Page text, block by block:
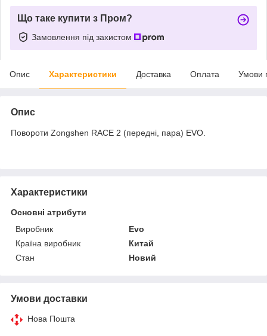
Що таке купити з Пром?
Замовлення під захистом
Опис Характеристики Доставка Оплата Умови
Опис
Повороти Zongshen RACE 2 (передні, пара) EVO.
Характеристики
Основні атрибути
Виробник
Evo
Країна виробник
Китай
Стан
Новий
Умови доставки
Нова Пошта